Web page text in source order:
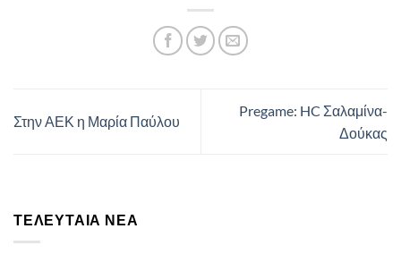
Στην ΑΕΚ η Μαρία Παύλου
Pregame: HC Σαλαμίνα-
Δούκας
ΤΕΛΕΥΤΑΊΑ ΝΈΑ